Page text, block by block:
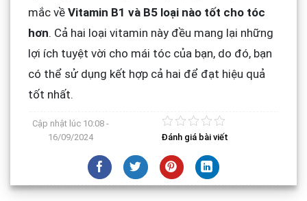
mắc về Vitamin B1 và B5 loại nào tốt cho tóc
hơn. Cả hai loại vitamin này đều mang lại những
lợi ích tuyệt vời cho mái tóc của bạn, do đó, bạn
có thể sử dụng kết hợp cả hai để đạt hiệu quả
tốt nhất.
Cập nhật lúc 10:08 -
16/09/2024
Đánh giá bài viết